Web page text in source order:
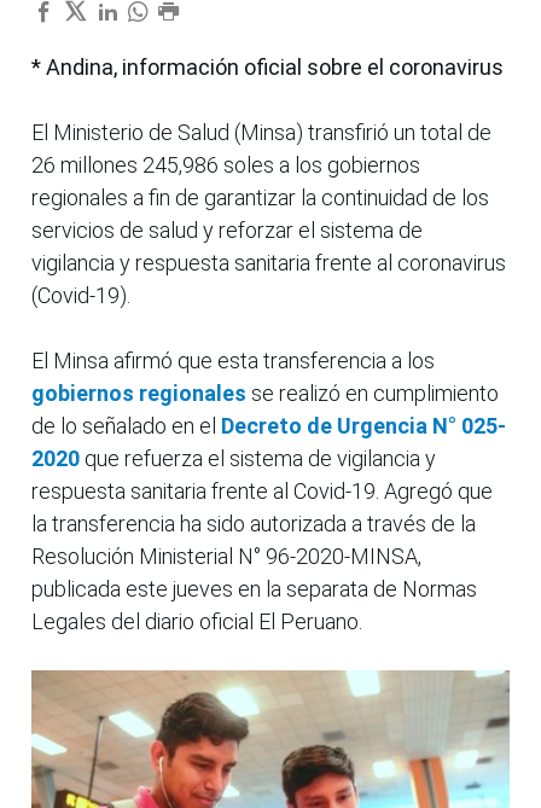
* Andina, información oficial sobre el coronavirus
El Ministerio de Salud (Minsa) transfirió un total de
26 millones 245,986 soles a los gobiernos
regionales a fin de garantizar la continuidad de los
servicios de salud y reforzar el sistema de
vigilancia y respuesta sanitaria frente al coronavirus
(Covid-19).
El Minsa afirmó que esta transferencia a los
gobiernos regionales se realizó en cumplimiento
de lo señalado en el Decreto de Urgencia N° 025-
2020 que refuerza el sistema de vigilancia y
respuesta sanitaria frente al Covid-19. Agregó que
la transferencia ha sido autorizada a través de la
Resolución Ministerial N° 96-2020-MINSA,
publicada este jueves en la separata de Normas
Legales del diario oficial El Peruano.